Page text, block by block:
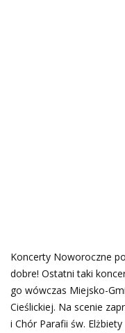
Koncerty Noworoczne
dobre! Ostatni taki
go wówczas Miejsko-
Cieślickiej. Na scenie
i Chór Parafii św.